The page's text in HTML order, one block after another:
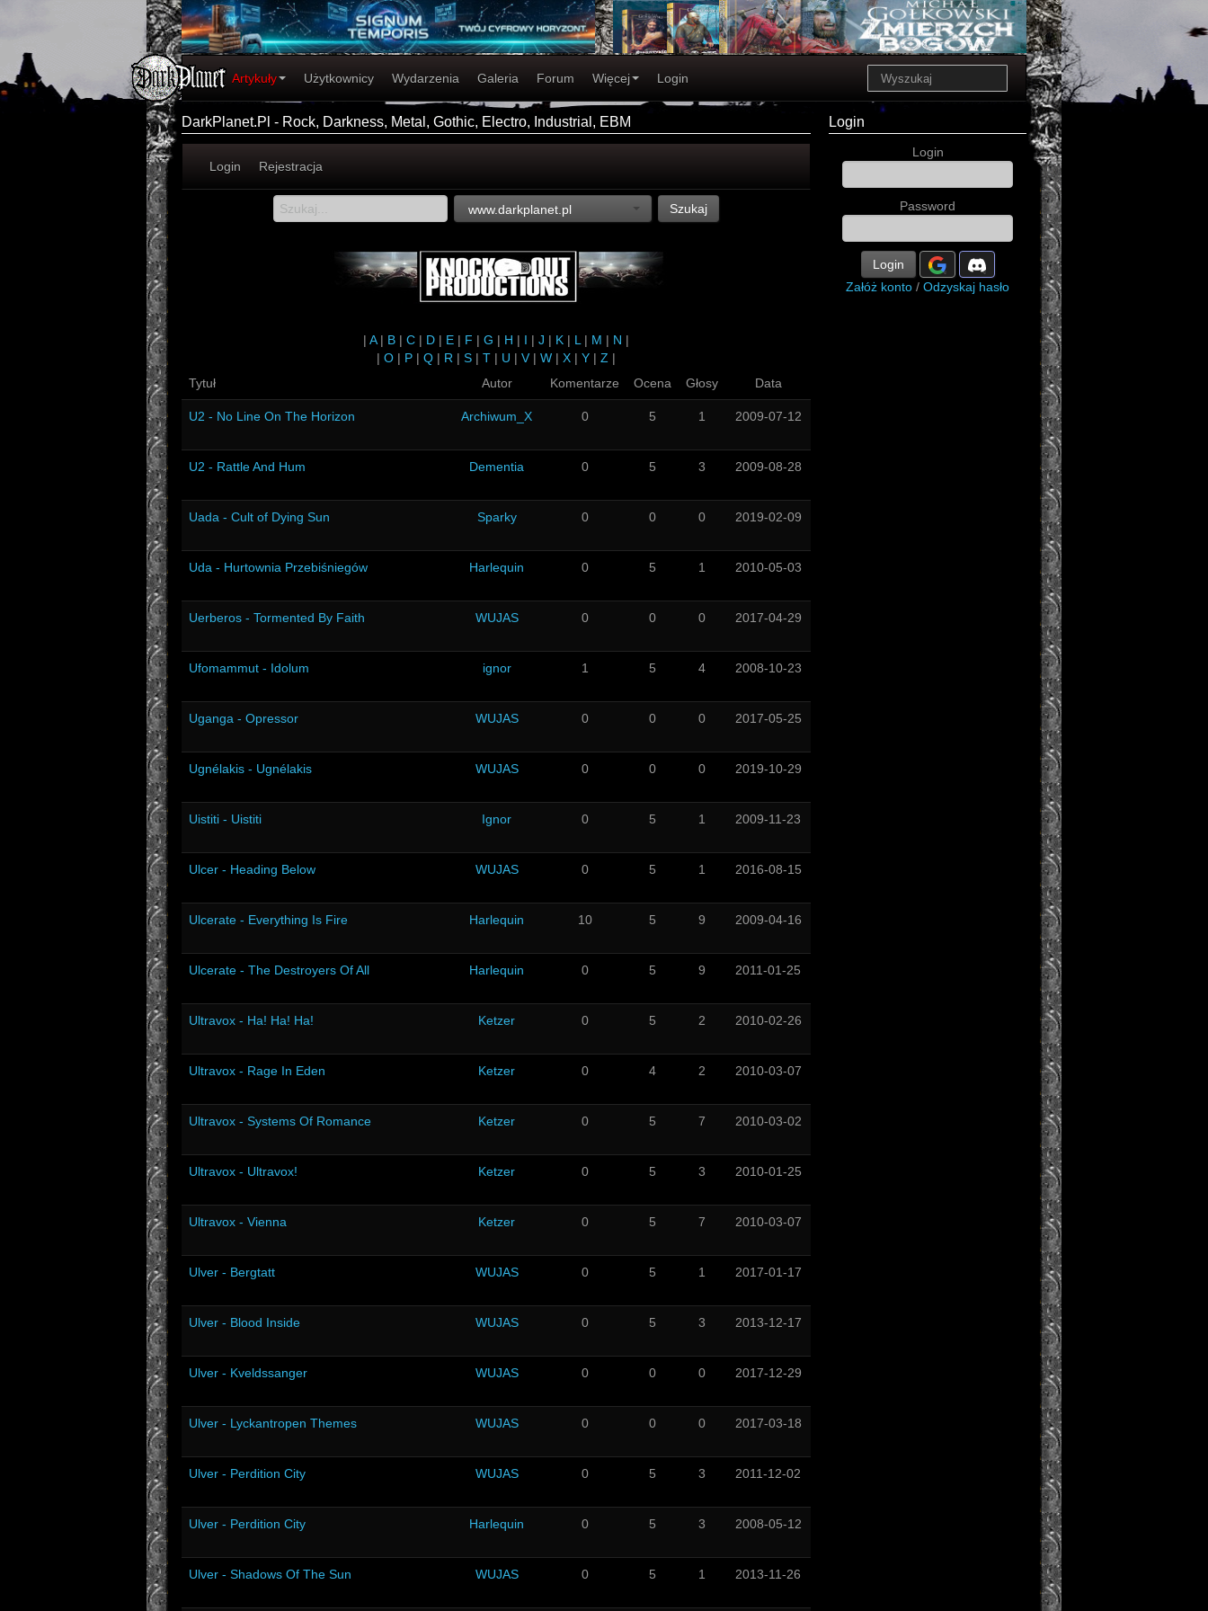
Artykuły Użytkownicy Wydarzenia Galeria Forum Więcej Login
DarkPlanet.Pl - Rock, Darkness, Metal, Gothic, Electro, Industrial, EBM
Login Rejestracja
www.darkplanet.pl Szukaj
| A| B | C | D | E | F | G | H | I | J | K | L | M | N |
| O | P | Q | R | S | T | U | V | W | X | Y | Z |
Tytuł
Autor Komentarze Ocena Głosy Data
U2 - No Line On The Horizon Archiwum_X 0 5 1 2009-07-12
U2 - Rattle And Hum Dementia 0 5 3 2009-08-28
Uada - Cult of Dying Sun Sparky 0 0 0 2019-02-09
Uda - Hurtownia Przebiśniegów Harlequin 0 5 1 2010-05-03
Uerberos - Tormented By Faith WUJAS 0 0 0 2017-04-29
Ufomammut - Idolum ignor 1 5 4 2008-10-23
Uganga - Opressor WUJAS 0 0 0 2017-05-25
Ugnélakis - Ugnélakis WUJAS 0 0 0 2019-10-29
Uistiti - Uistiti Ignor 0 5 1 2009-11-23
Ulcer - Heading Below WUJAS 0 5 1 2016-08-15
Ulcerate - Everything Is Fire Harlequin 10 5 9 2009-04-16
Ulcerate - The Destroyers Of All Harlequin 0 5 9 2011-01-25
Ultravox - Ha! Ha! Ha! Ketzer 0 5 2 2010-02-26
Ultravox - Rage In Eden Ketzer 0 4 2 2010-03-07
Ultravox - Systems Of Romance Ketzer 0 5 7 2010-03-02
Ultravox - Ultravox! Ketzer 0 5 3 2010-01-25
Ultravox - Vienna Ketzer 0 5 7 2010-03-07
Ulver - Bergtatt WUJAS 0 5 1 2017-01-17
Ulver - Blood Inside WUJAS 0 5 3 2013-12-17
Ulver - Kveldssanger WUJAS 0 0 0 2017-12-29
Ulver - Lyckantropen Themes WUJAS 0 0 0 2017-03-18
Ulver - Perdition City WUJAS 0 5 3 2011-12-02
Ulver - Perdition City Harlequin 0 5 3 2008-05-12
Ulver - Shadows Of The Sun WUJAS 0 5 1 2013-11-26
Login
Login
Password
Login
Załóż konto / Odzyskaj hasło